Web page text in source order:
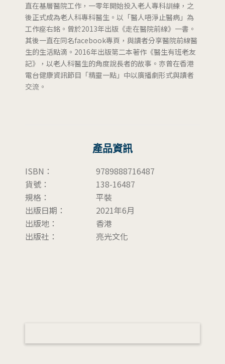
直在基層醫院工作，一零年開始投入老人專科訓練，之
後正式成為老人科專科醫生。以「醫人唔淨止醫病」為
工作座右銘。曾於2013年出版《走在醫院前線》一書。
其後一直在同名facebook專頁，與讀者分享醫院前線醫
生的生活點滴。2016年出版第二本著作《醫生有班老友
記》，以老人科醫生的角度說長者的故事。亦曾在香港
電台健康資訊節目「精靈一點」中以廣播劇形式與讀者
交流。
產品資訊
ISBN：
9789888716487
貨號：
138-16487
規格：
平裝
出版日期：
2021年6月
出版地：
香港
出版社：
亮光文化